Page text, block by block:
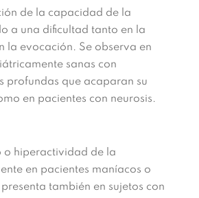
de la capacidad de la
a una dificultad tanto en la
la evocación. Se observa en
sanas con
profundas que acaparan su
en pacientes con neurosis.
o hiperactividad de la
en pacientes maníacos o
también en sujetos con